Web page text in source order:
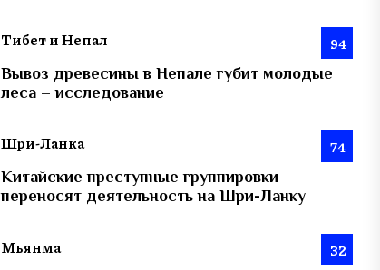
Тибет и Непал 94
Вывоз древесины в Непале губит молодые
леса – исследование
Шри-Ланка 74
Китайские преступные группировки
переносят деятельность на Шри-Ланку
Мьянма 32